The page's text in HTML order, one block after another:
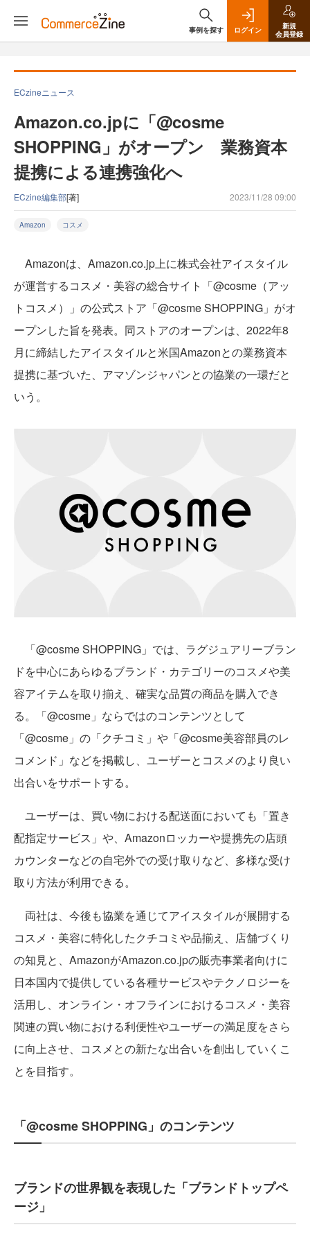
事例を探す ログイン
新規
会員登録
ECzineニュース
Amazon.co.jpに「@cosme
SHOPPING」がオープン 業務資本
提携による連携強化へ
ECzine編集部[著] 2023/11/28 09:00
Amazon コスメ
Amazonは、Amazon.co.jp上に株式会社アイスタイル
が運営するコスメ・美容の総合サイト「@cosme（アッ
トコスメ）」の公式ストア「@cosme SHOPPING」がオ
ープンした旨を発表。同ストアのオープンは、2022年8
月に締結したアイスタイルと米国Amazonとの業務資本
提携に基づいた、アマゾンジャパンとの協業の一環だと
いう。
「@cosme SHOPPING」では、ラグジュアリーブラン
ドを中心にあらゆるブランド・カテゴリーのコスメや美
容アイテムを取り揃え、確実な品質の商品を購入でき
る。「@cosme」ならではのコンテンツとして
「@cosme」の「クチコミ」や「@cosme美容部員のレ
コメンド」などを掲載し、ユーザーとコスメのより良い
出合いをサポートする。
ユーザーは、買い物における配送面においても「置き
配指定サービス」や、Amazonロッカーや提携先の店頭
カウンターなどの自宅外での受け取りなど、多様な受け
取り方法が利用できる。
両社は、今後も協業を通じてアイスタイルが展開する
コスメ・美容に特化したクチコミや品揃え、店舗づくり
の知見と、AmazonがAmazon.co.jpの販売事業者向けに
日本国内で提供している各種サービスやテクノロジーを
活用し、オンライン・オフラインにおけるコスメ・美容
関連の買い物における利便性やユーザーの満足度をさら
に向上させ、コスメとの新たな出合いを創出していくこ
とを目指す。
「@cosme SHOPPING」のコンテンツ
ブランドの世界観を表現した「ブランドトップペ
ージ」